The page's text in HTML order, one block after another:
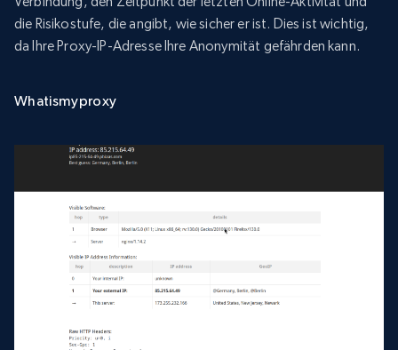
die Risikostufe, die angibt, wie sicher er ist. Dies ist wichtig,
da Ihre Proxy-IP-Adresse Ihre Anonymität gefährden kann.
Whatismyproxy